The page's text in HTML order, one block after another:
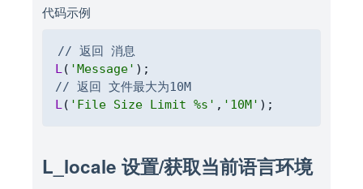
代码示例
// 返回 消息
L ( 'Message' ) ;
// 返回 文件最大为10M
L ( 'File Size Limit %s' , '10M' ) ;
L_locale 设置/获取当前语言环境